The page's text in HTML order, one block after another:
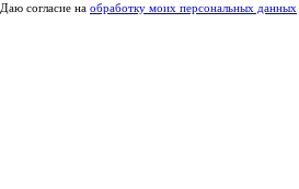
Даю согласие на обработку моих персональных данных